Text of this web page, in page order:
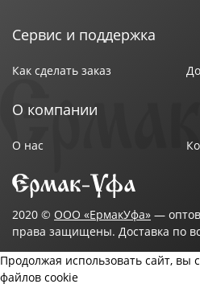
Сервис и поддержка
Как сделать заказ
О компании
О нас
2020 © ООО «ЕрмакУфа» —
права защищены. Доставка по
Продолжая использовать сайт, вы
файлов cookie